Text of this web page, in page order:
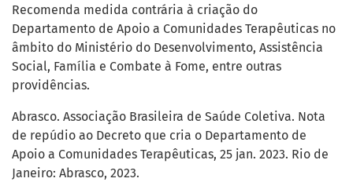
Recomenda medida contrária à criação do
Departamento de Apoio a Comunidades Terapêuticas no
âmbito do Ministério do Desenvolvimento, Assistência
Social, Família e Combate à Fome, entre outras
providências.
Abrasco. Associação Brasileira de Saúde Coletiva. Nota
de repúdio ao Decreto que cria o Departamento de
Apoio a Comunidades Terapêuticas, 25 jan. 2023. Rio de
Janeiro: Abrasco, 2023.